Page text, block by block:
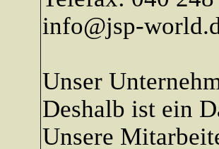
info@jsp-
Unser
Deshalb ist ein
Unsere